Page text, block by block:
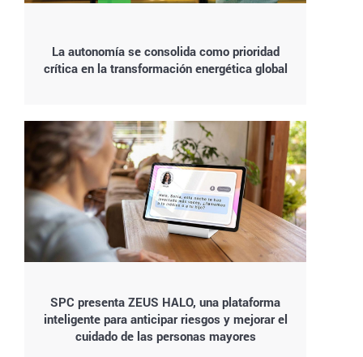
La autonomía se consolida como prioridad
crítica en la transformación energética global
SPC presenta ZEUS HALO, una plataforma
inteligente para anticipar riesgos y mejorar el
cuidado de las personas mayores